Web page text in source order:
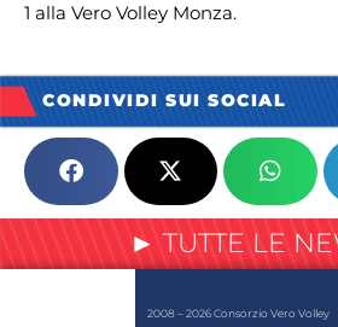
1 alla Vero Volley Monza.
CONDIVIDI SUI SOCIAL
► TUTTE LE
2008 – 2026 Consorzio Vero Volley